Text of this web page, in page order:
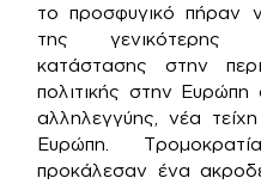
το προσφυγικό πήραν
της γενικότερης
κατάστασης στην
πολιτικής στην Ευρώπη
αλληλεγγύης, νέα
Ευρώπη.
προκάλεσαν ένα